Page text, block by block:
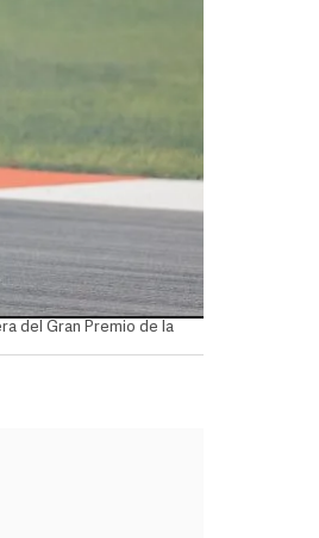
del Gran Premio de la